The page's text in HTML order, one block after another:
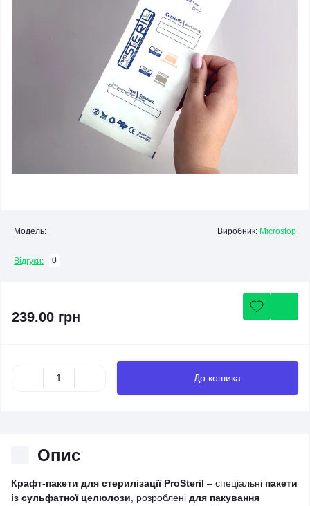
Модель: Виробник: Microstop
Відгуки: 0
239.00 грн
До кошика
Опис
Крафт-пакети для стерилізації ProSteril – спеціальні пакети
із сульфатної целюлози , розроблені для пакування